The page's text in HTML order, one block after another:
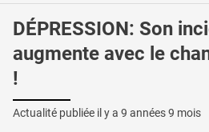
DÉPRESSION: Son
augmente avec le
!
Actualité publiée il y a 9 années 9 mois